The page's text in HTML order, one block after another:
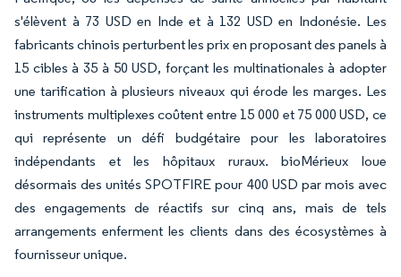
s'élèvent à 73 USD en Inde et à 132 USD en Indonésie. Les
fabricants chinois perturbent les prix en proposant des panels à
15 cibles à 35 à 50 USD, forçant les multinationales à adopter
une tarification à plusieurs niveaux qui érode les marges. Les
instruments multiplexes coûtent entre 15 000 et 75 000 USD, ce
qui représente un défi budgétaire pour les laboratoires
indépendants et les hôpitaux ruraux. bioMérieux loue
désormais des unités SPOTFIRE pour 400 USD par mois avec
des engagements de réactifs sur cinq ans, mais de tels
arrangements enferment les clients dans des écosystèmes à
fournisseur unique.